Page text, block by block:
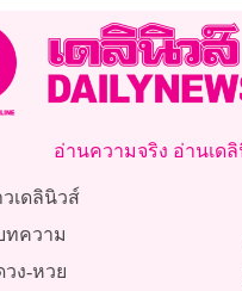
อ่านความจริง อ่านเด
เดลินิวส์
ทความ
วง-หวย